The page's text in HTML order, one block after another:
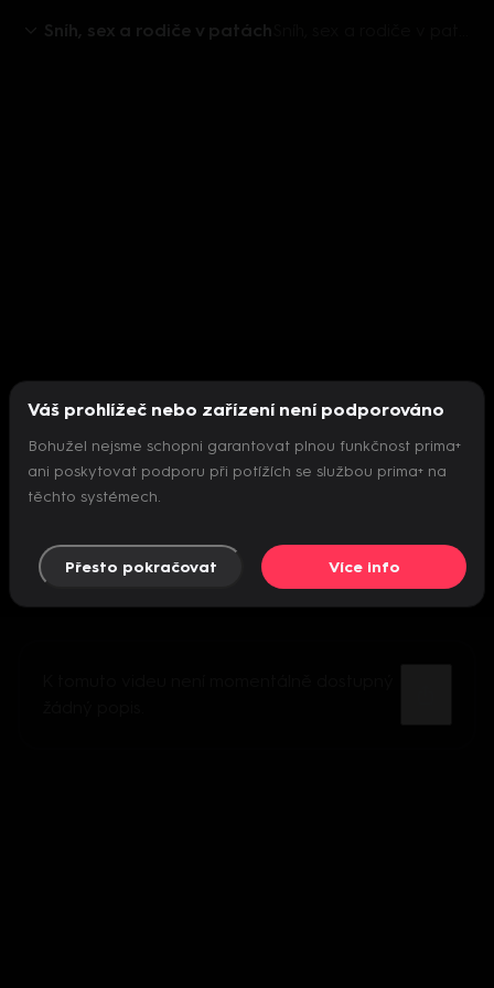
Sníh, sex a rodiče v patách
Nepodařilo se inicializovat přehrávač
Váš prohlížeč nebo zařízení není podporováno
Bohužel nejsme schopni garantovat plnou funkčnost prima+
ani poskytovat podporu při potížích se službou prima+ na
těchto systémech.
Přesto pokračovat Více info